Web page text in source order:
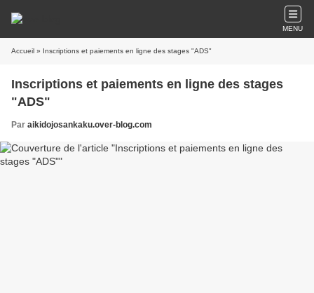
MENU
Accueil » Inscriptions et paiements en ligne des stages "ADS"
Inscriptions et paiements en ligne des stages
"ADS"
Par aikidojosankaku.over-blog.com